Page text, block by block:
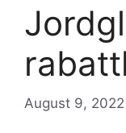
August 9, 2022